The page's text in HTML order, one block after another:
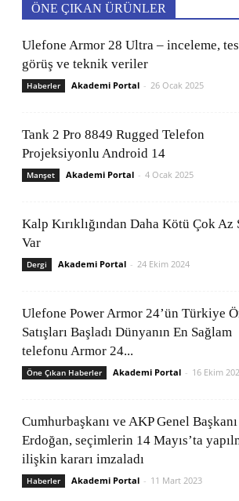
ÖNE ÇIKAN ÜRÜNLER
Ulefone Armor 28 Ultra – inceleme,
görüş ve teknik veriler
Haberler Akademi Portal - 26 Ocak 2025
Tank 2 Pro 8849 Rugged Telefon
Projeksiyonlu Android 14
Manşet Akademi Portal - 4 Ocak 2025
Kalp Kırıklığından Daha Kötü Çok Az
Var
Dergi Akademi Portal - 24 Ekim 2024
Ulefone Power Armor 24’ün Türkiye
Satışları Başladı Dünyanın En Sağlam
telefonu Armor 24...
Öne Çıkan Haberler Akademi Portal - 16 Ekim
Cumhurbaşkanı ve AKP Genel Başkanı
Erdoğan, seçimlerin 14 Mayıs’ta
ilişkin kararı imzaladı
Haberler Akademi Portal - 11 Mart 2023